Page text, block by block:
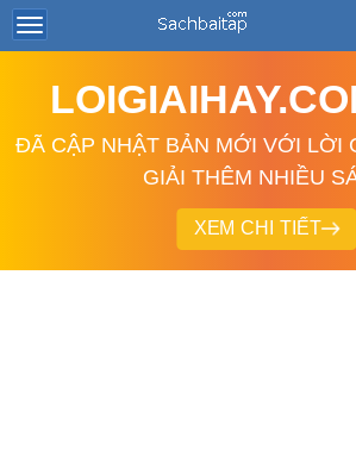
ĐÃ CẬP NHẬT BẢN MỚI VỚI LỜI
GIẢI THÊM NHIỀU
XEM CHI TIẾT